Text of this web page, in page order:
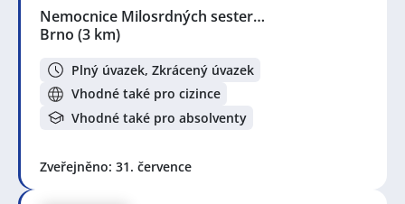
Nemocnice Milosrdných sester…
Brno (3 km)
Plný úvazek, Zkrácený úvazek
Vhodné také pro cizince
Vhodné také pro absolventy
Zveřejněno: 31. července